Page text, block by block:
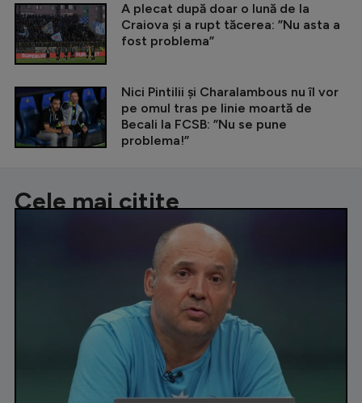
A plecat după doar o lună de la
Craiova și a rupt tăcerea: ”Nu asta a
fost problema”
Nici Pintilii și Charalambous nu îl vor
pe omul tras pe linie moartă de
Becali la FCSB: ”Nu se pune
problema!”
Cele mai citite